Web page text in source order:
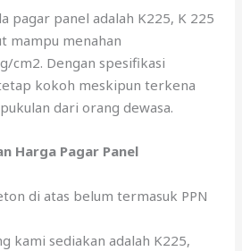
pagar panel adalah K225, K 225
mampu menahan
cm2. Dengan spesifikasi
kokoh meskipun terkena
dari orang dewasa.
Harga Pagar Panel
di atas belum termasuk PPN
kami sediakan adalah K225,